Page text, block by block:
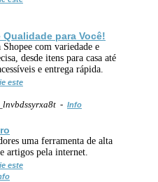
Qualidade para Você!
Shopee com variedade e
desde itens para casa até
e entrega rápida.
este
- Info
uma ferramenta de alta
artigos pela internet.
este